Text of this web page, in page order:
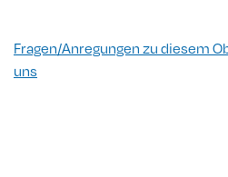
Fragen/Anregungen zu diesem
uns